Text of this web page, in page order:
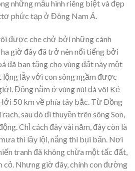
những mẫu hình riêng biệt và đẹp
phức tạp ở Đông Nam Á.
được che chở bởi những cánh
giờ đây đã trở nên nổi tiếng bởi
đã ban tặng cho vùng đất này một
lộng lẫy với con sông ngầm được
Động nằm ở vùng núi đá vôi Kẻ
50 km về phía tây bắc. Từ Ðồng
sau đó đi thuyền trên sông Son,
Chỉ cách đây vài năm, đây còn là
thì lầy lội, nắng thì bụi bẩn. Nơi
tranh đã không chừa một tấc đất,
cỏ. Nhưng giờ đây, chính con đường